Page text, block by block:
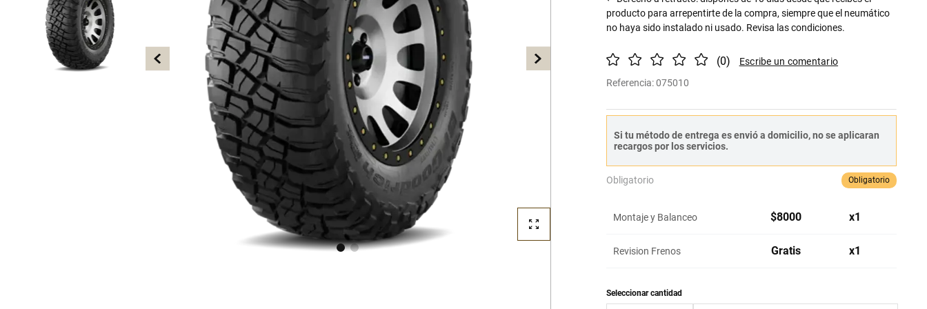
producto para arrepentirte de la compra, siempre que el neumático
no haya sido instalado ni usado. Revisa las condiciones.
(0)
Referencia:075010
Si tu método de entrega es envió a domicilio, no se aplicaran
recargos por los servicios.
Obligatorio Obligatorio
Montaje y Balanceo $8000 x1
Revision Frenos Gratis x1